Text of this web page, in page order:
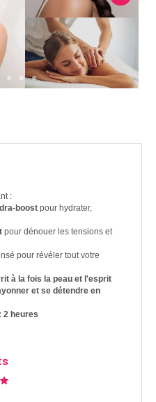
:
boost pour hydrater,
pour dénouer les tensions et
pour révéler tout votre
à la fois la peau et l'esprit
et se détendre en
2 heures